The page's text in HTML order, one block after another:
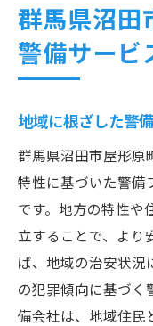
群馬県沼田
警備サービ
地域に根ざした警
群馬県沼田市屋形原
特性に基づいた警備
です。地方の特性や
立することで、より
ば、地域の治安状況
の犯罪傾向に基づく
備会社は、地域住民